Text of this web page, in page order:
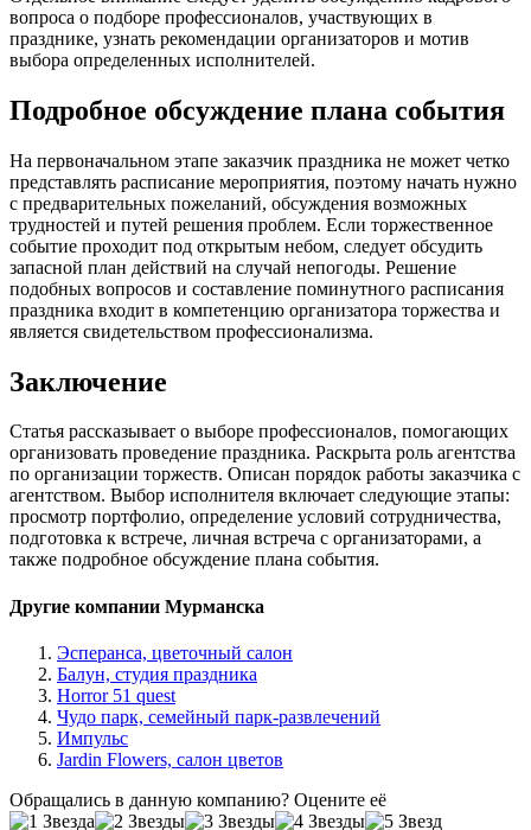
вопроса о подборе профессионалов, участвующих в
празднике, узнать рекомендации организаторов и мотив
выбора определенных исполнителей.
Подробное обсуждение плана события
На первоначальном этапе заказчик праздника не может четко
представлять расписание мероприятия, поэтому начать нужно
с предварительных пожеланий, обсуждения возможных
трудностей и путей решения проблем. Если торжественное
событие проходит под открытым небом, следует обсудить
запасной план действий на случай непогоды. Решение
подобных вопросов и составление поминутного расписания
праздника входит в компетенцию организатора торжества и
является свидетельством профессионализма.
Заключение
Статья рассказывает о выборе профессионалов, помогающих
организовать проведение праздника. Раскрыта роль агентства
по организации торжеств. Описан порядок работы заказчика с
агентством. Выбор исполнителя включает следующие этапы:
просмотр портфолио, определение условий сотрудничества,
подготовка к встрече, личная встреча с организаторами, а
также подробное обсуждение плана события.
Другие компании Мурманска
Эсперанса, цветочный салон
Балун, студия праздника
Horror 51 quest
Чудо парк, семейный парк-развлечений
Импульс
Jardin Flowers, салон цветов
Обращались в данную компанию? Оцените её